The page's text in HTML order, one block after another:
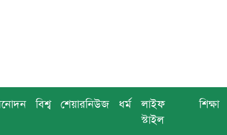
বিশ্ব শেয়ারনিউজ ধর্ম
লাইফ
স্টাইল
শিক্ষা